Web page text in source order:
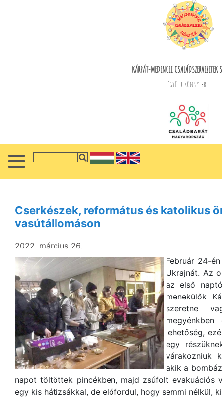
KÁRPÁT-MEDENCEI CSALÁDSZERVEZETEK
Együtt könnyebb...
Cserkészek, református és katolikus
vasútállomáson
2022. március 26.
Február 24-
Ukrajnát. Az
az első
menekülők
szeretne
lehetőség,
egy
várakozniuk
akik a
napot töltöttek pincékben, majd zsúfolt evakuációs
egy kis hátizsákkal, de előfordul, hogy semmi nélkül,